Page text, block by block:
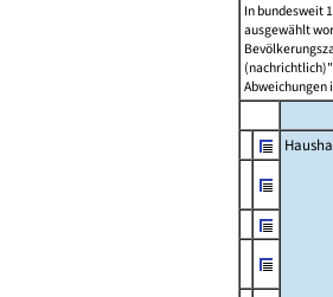
In bundesweit
ausgewählt
Abweichungen